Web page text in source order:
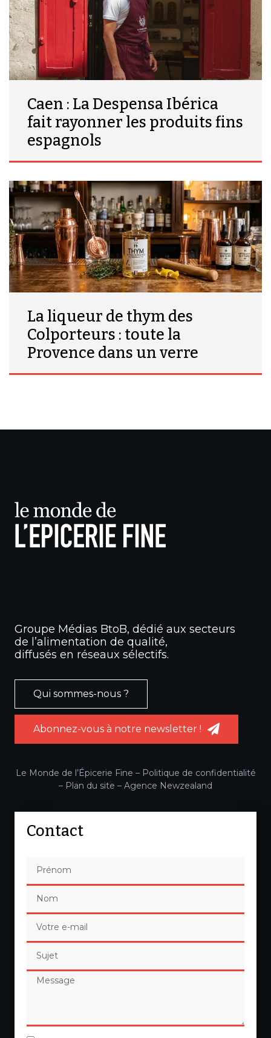
Caen : La Despensa Ibérica
fait rayonner les produits fins
espagnols
La liqueur de thym des
Colporteurs : toute la
Provence dans un verre
Groupe Médias BtoB, dédié aux secteurs
de l’alimentation de qualité,
diffusés en réseaux sélectifs.
Qui sommes-nous ?
Abonnez-vous à notre newsletter !
Le Monde de l’Épicerie Fine – Politique de confidentialité
– Plan du site – Agence Newzealand
Contact